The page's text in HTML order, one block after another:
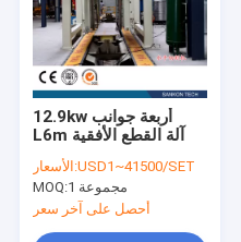
12.9kw أربعة جوانب
L6m آلة القطع الأفقية
الأسعار:USD1~41500/SET
MOQ:
1 مجموعة
أحصل على آخر سعر